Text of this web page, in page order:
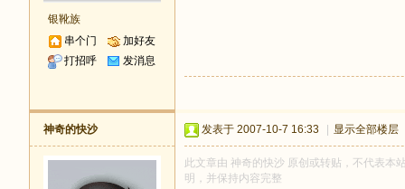
银靴族
串个门
加好友
打招呼
发消息
神奇的快沙 发表于 2007-10-7 16:33 显示全部楼层
此文章由 神奇的快沙 原创或转贴，不代表本
明，并保持内容完整